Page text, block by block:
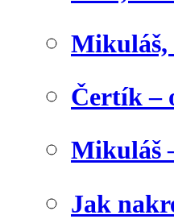
Mikuláš,
Čertík –
Mikuláš
Jak